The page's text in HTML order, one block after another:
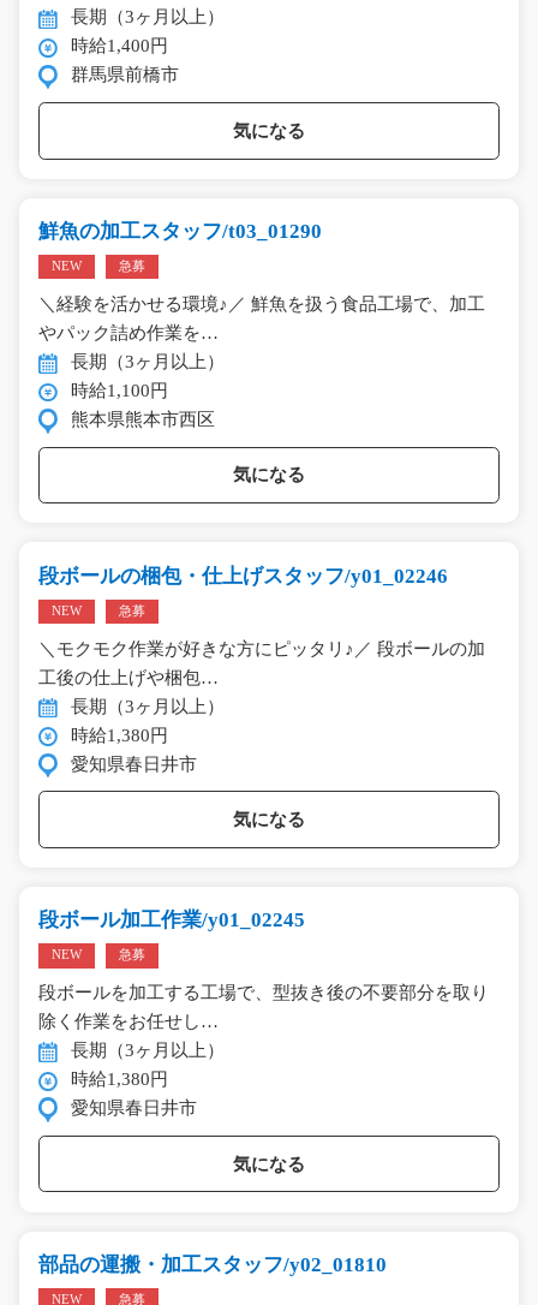
長期（3ヶ月以上）
時給1,400円
群馬県前橋市
気になる
鮮魚の加工スタッフ/t03_01290
NEW 急募
＼経験を活かせる環境♪／ 鮮魚を扱う食品工場で、加工
やパック詰め作業を…
長期（3ヶ月以上）
時給1,100円
熊本県熊本市西区
気になる
段ボールの梱包・仕上げスタッフ/y01_02246
NEW 急募
＼モクモク作業が好きな方にピッタリ♪／ 段ボールの加
工後の仕上げや梱包…
長期（3ヶ月以上）
時給1,380円
愛知県春日井市
気になる
段ボール加工作業/y01_02245
NEW 急募
段ボールを加工する工場で、型抜き後の不要部分を取り
除く作業をお任せし…
長期（3ヶ月以上）
時給1,380円
愛知県春日井市
気になる
部品の運搬・加工スタッフ/y02_01810
NEW 急募